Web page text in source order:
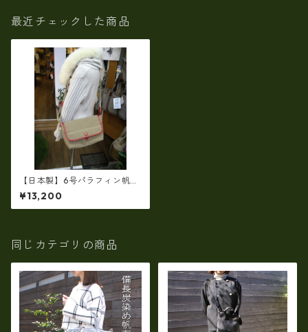
最近チェックした商品
【日本製】6号パラフィン帆
布・ヌメ革付属 斜め掛けシ
ョルダー tz-45
¥13,200
同じカテゴリの商品